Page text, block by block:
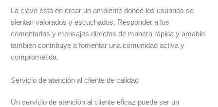
La clave está en crear un ambiente donde los usuarios se
sientan valorados y escuchados. Responder a los
comentarios y mensajes directos de manera rápida y amable
también contribuye a fomentar una comunidad activa y
comprometida.
Servicio de atención al cliente de calidad
Un servicio de atención al cliente eficaz puede ser un